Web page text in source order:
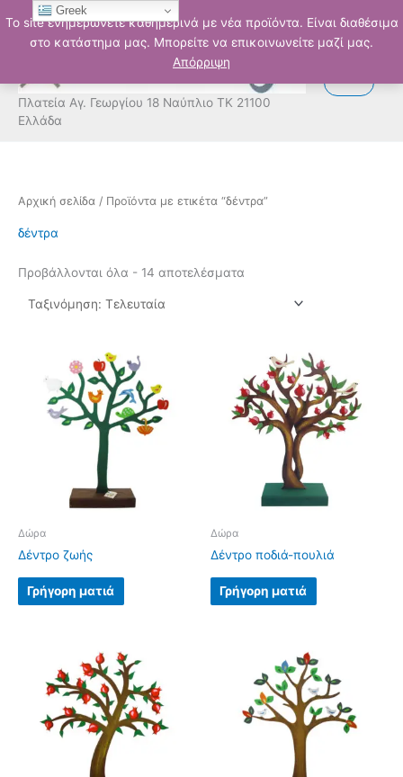
Το site ενημερώνετε καθημερινά με νέα προϊόντα. Είναι διαθέσιμα
στο κατάστημα μας. Μπορείτε να επικοινωνείτε μαζί μας.
Απόρριψη
Μετάβαση
στο
περιεχόμενο
Πλατεία Αγ. Γεωργίου 18 Ναύπλιο ΤΚ 21100
Ελλάδα
Αρχική σελίδα / Προϊόντα με ετικέτα “δέντρα”
δέντρα
Προβάλλονται όλα - 14 αποτελέσματα
Sorted
by
Δώρα
Δέντρο ζωής
Γρήγορη ματιά
Δώρα
Δέντρο ποδιά-πουλιά
Γρήγορη ματιά
Greek